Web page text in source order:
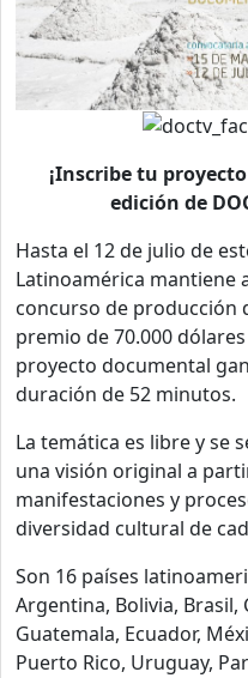
¡Inscribe tu
edición de
Hasta el 12 de julio de
Latinoamérica mantiene
concurso de producción
premio de 70.000
proyecto documental
duración de 52 minutos.
La temática es libre y se
una visión original a
manifestaciones y
diversidad cultural de
Son 16 países
Argentina, Bolivia, Brasil,
Guatemala, Ecuador,
Puerto Rico, Uruguay,